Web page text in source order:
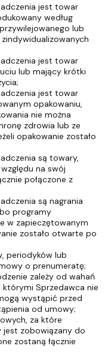
jest towar
według
lub
jest towar
lub mający krótki
jest towar
opakowaniu,
nie można
zdrowia lub ze
opakowanie zostało
są towary,
na swój
połączone z
są nagrania
programy
w zapieczętowanym
zostało otwarte po
periodyków lub
o prenumeratę;
zależy od wahań
Sprzedawca nie
wystąpić przed
od umowy;
za które
jest zobowiązany do
zostaną łącznie